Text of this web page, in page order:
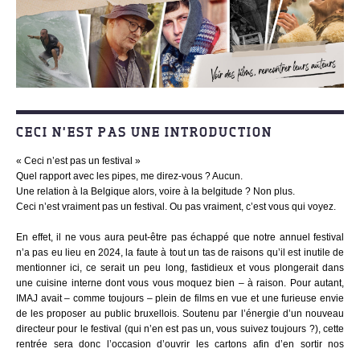
CECI N’EST PAS UNE INTRODUCTION
« Ceci n’est pas un festival »
Quel rapport avec les pipes, me direz-vous ? Aucun.
Une relation à la Belgique alors, voire à la belgitude ? Non plus.
Ceci n’est vraiment pas un festival. Ou pas vraiment, c’est vous qui voyez.
En effet, il ne vous aura peut-être pas échappé que notre annuel festival
n’a pas eu lieu en 2024, la faute à tout un tas de raisons qu’il est inutile de
mentionner ici, ce serait un peu long, fastidieux et vous plongerait dans
une cuisine interne dont vous vous moquez bien – à raison. Pour autant,
IMAJ avait – comme toujours – plein de films en vue et une furieuse envie
de les proposer au public bruxellois. Soutenu par l’énergie d’un nouveau
directeur pour le festival (qui n’en est pas un, vous suivez toujours ?), cette
rentrée sera donc l’occasion d’ouvrir les cartons afin d’en sortir nos